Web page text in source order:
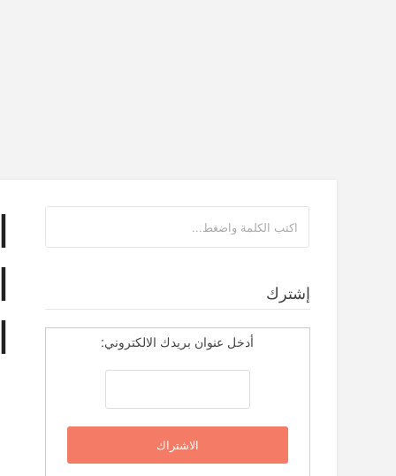
إشترك
أدخل عنوان بريدك الالكتروني: